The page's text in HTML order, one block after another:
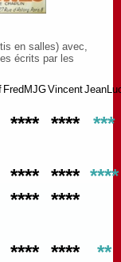
en salles) avec,
écrits par les
FredMJGVincent
**** **** ***
**** **** ****
**** ****
**** **** **